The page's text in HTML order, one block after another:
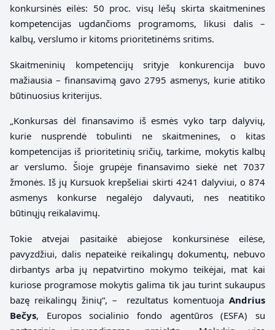
konkursinės eilės: 50 proc. visų lėšų skirta skaitmenines
kompetencijas ugdančioms programoms, likusi dalis –
kalbų, verslumo ir kitoms prioritetinėms sritims.
Skaitmeninių kompetencijų srityje konkurencija buvo
mažiausia – finansavimą gavo 2795 asmenys, kurie atitiko
būtinuosius kriterijus.
„Konkursas dėl finansavimo iš esmės vyko tarp dalyvių,
kurie nusprendė tobulinti ne skaitmenines, o kitas
kompetencijas iš prioritetinių sričių, tarkime, mokytis kalbų
ar verslumo. Šioje grupėje finansavimo siekė net 7037
žmonės. Iš jų Kursuok krepšeliai skirti 4241 dalyviui, o 874
asmenys konkurse negalėjo dalyvauti, nes neatitiko
būtinųjų reikalavimų.
Tokie atvejai pasitaikė abiejose konkursinėse eilėse,
pavyzdžiui, dalis nepateikė reikalingų dokumentų, nebuvo
dirbantys arba jų nepatvirtino mokymo teikėjai, mat kai
kuriose programose mokytis galima tik jau turint sukaupus
bazę reikalingų žinių“, –
rezultatus komentuojaAndrius
Bečys, Europos socialinio fondo agentūros (ESFA) su